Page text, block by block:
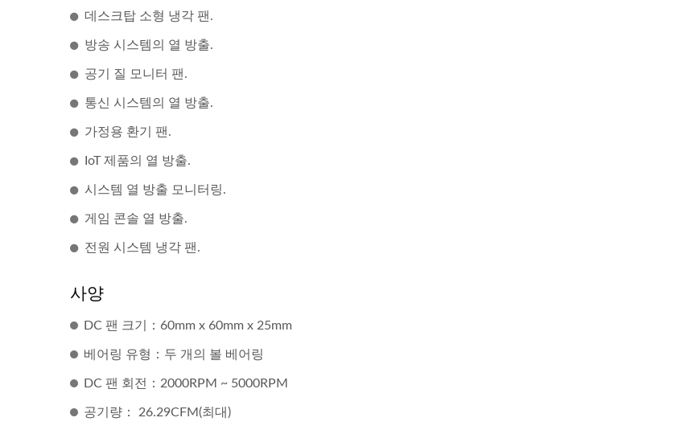
데스크탑 소형 냉각 팬.
방송 시스템의 열 방출.
공기 질 모니터 팬.
통신 시스템의 열 방출.
가정용 환기 팬.
IoT 제품의 열 방출.
시스템 열 방출 모니터링.
게임 콘솔 열 방출.
전원 시스템 냉각 팬.
사양
DC 팬 크기：60mm x 60mm x 25mm
베어링 유형：두 개의 볼 베어링
DC 팬 회전：2000RPM ~ 5000RPM
공기량： 26.29CFM(최대)